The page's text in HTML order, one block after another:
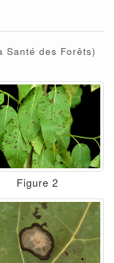
Santé des Forêts)
Figure 2